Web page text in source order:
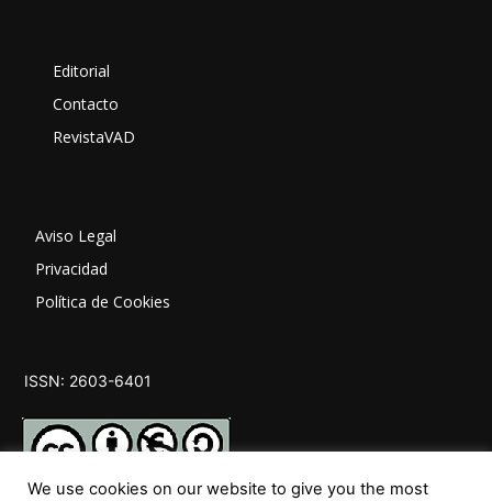
Editorial
Contacto
RevistaVAD
Aviso Legal
Privacidad
Política de Cookies
ISSN: 2603-6401
We use cookies on our website to give you the most